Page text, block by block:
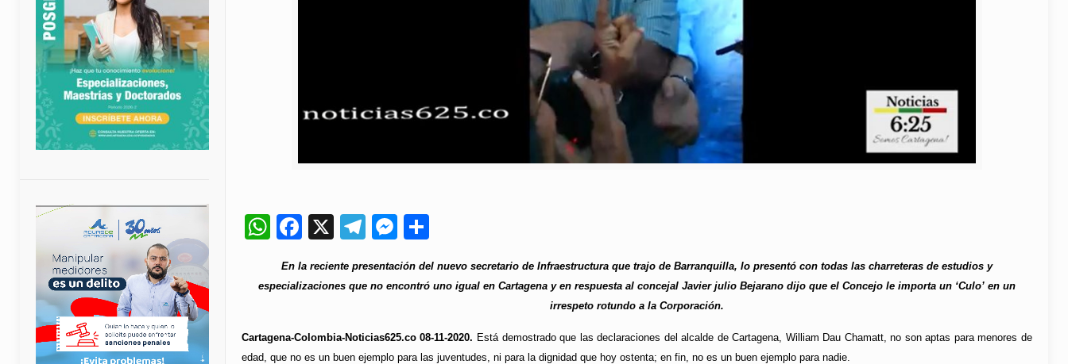
WhatsApp
Facebook
X Telegram
Messenger
En la reciente presentación del nuevo secretario de Infraestructura que trajo de Barranquilla, lo presentó con todas las charreteras de estudios y
especializaciones que no encontró uno igual en Cartagena y en respuesta al concejal Javier julio Bejarano dijo que el Concejo le importa un ‘Culo’ en un
irrespeto rotundo a la Corporación.
Cartagena-Colombia-Noticias625.co 08-11-2020. Está demostrado que las declaraciones del alcalde de Cartagena, William Dau Chamatt, no son aptas para menores de
edad, que no es un buen ejemplo para las juventudes, ni para la dignidad que hoy ostenta; en fin, no es un buen ejemplo para nadie.